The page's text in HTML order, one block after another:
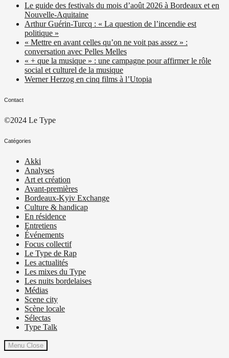
Le guide des festivals du mois d’août 2026 à Bordeaux et en
Nouvelle-Aquitaine
Arthur Guérin-Turcq : « La question de l’incendie est
politique »
« Mettre en avant celles qu’on ne voit pas assez » :
conversation avec Pelles Melles
« + que la musique » : une campagne pour affirmer le rôle
social et culturel de la musique
Werner Herzog en cinq films à l’Utopia
Contact
©2024 Le Type
Catégories
Akki
Analyses
Art et création
Avant-premières
Bordeaux-Kyiv Exchange
Culture & handicap
En résidence
Entretiens
Événements
Focus collectif
Le Type de Rap
Les actualités
Les mixes du Type
Les nuits bordelaises
Médias
Scene city
Scène locale
Sélectas
Type Talk
Menu Close